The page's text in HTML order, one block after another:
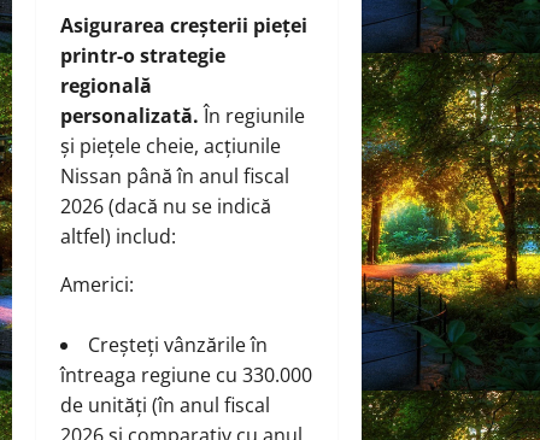
Asigurarea creșterii pieței
printr-o strategie
regională
personalizată.În regiunile
și piețele cheie, acțiunile
Nissan până în anul fiscal
2026 (dacă nu se indică
altfel) includ:
Americi:
Creșteți vânzările în
întreaga regiune cu 330.000
de unități (în anul fiscal